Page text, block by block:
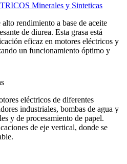
Minerales y Sinteticas
alto rendimiento a base de aceite
de diurea. Esta grasa está
eficaz en motores eléctricos y
un funcionamiento óptimo y
eléctricos de diferentes
industriales, bombas de agua y
y de procesamiento de papel.
de eje vertical, donde se